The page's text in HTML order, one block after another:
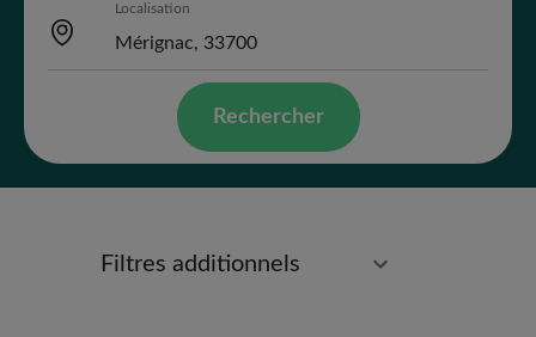
Localisation
Rechercher
Filtres additionnels